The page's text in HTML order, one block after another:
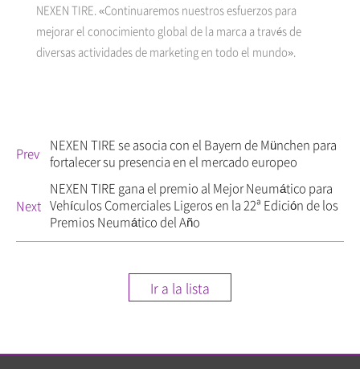
NEXEN TIRE. «Continuaremos nuestros esfuerzos para
mejorar el conocimiento global de la marca a través de
diversas actividades de marketing en todo el mundo».
Prev
NEXEN TIRE se asocia con el Bayern de München para
fortalecer su presencia en el mercado europeo
Next
NEXEN TIRE gana el premio al Mejor Neumático para
Vehículos Comerciales Ligeros en la 22ª Edición de los
Premios Neumático del Año
Ir a la lista